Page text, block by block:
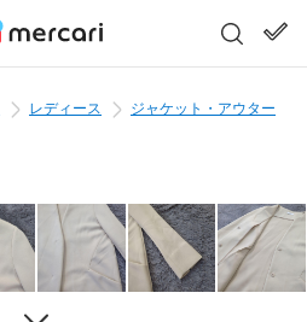
レディース
ジャケット・アウター